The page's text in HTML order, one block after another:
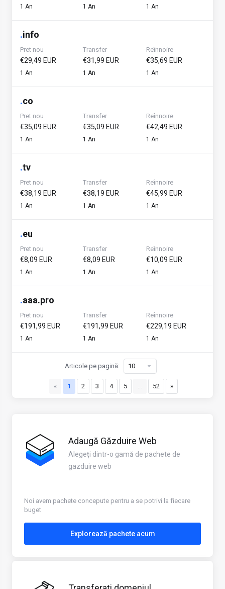
1 An 1 An 1 An
.info
Pret nou
€29,49 EUR
1 An
Transfer
€31,99 EUR
1 An
Reînnoire
€35,69 EUR
1 An
.co
Pret nou
€35,09 EUR
1 An
Transfer
€35,09 EUR
1 An
Reînnoire
€42,49 EUR
1 An
.tv
Pret nou
€38,19 EUR
1 An
Transfer
€38,19 EUR
1 An
Reînnoire
€45,99 EUR
1 An
.eu
Pret nou
€8,09 EUR
1 An
Transfer
€8,09 EUR
1 An
Reînnoire
€10,09 EUR
1 An
.aaa.pro
Pret nou
€191,99 EUR
1 An
Transfer
€191,99 EUR
1 An
Reînnoire
€229,19 EUR
1 An
« 1 2 3 4 5 … 52 »
Articole pe pagină:
Adaugă Găzduire Web
Alegeți dintr-o gamă de pachete de
gazduire web
Noi avem pachete concepute pentru a se potrivi la fiecare
buget
Explorează pachete acum